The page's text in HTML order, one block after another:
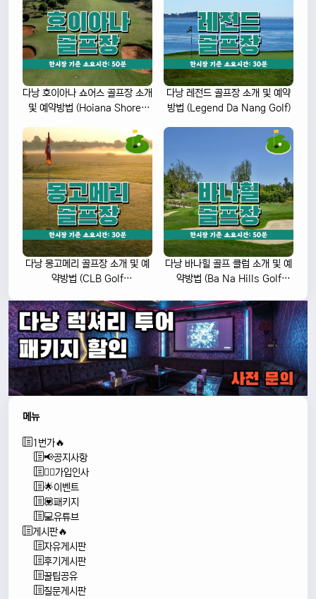
다낭 호이아나 쇼어스 골프장 소개
및 예약방법 (Hoiana Shores
다낭 레전드 골프장 소개 및 예약
방법 (Legend Da Nang Golf)
다낭 몽고메리 골프장 소개 및 예
약방법 (CLB Golf
Vietnam)
다낭 바나힐 골프 클럽 소개 및 예
약방법 (Ba Na Hills Golf
메뉴
1번가🔥
📢공지사항
🙇‍♂️가입인사
🌟이벤트
💟패키지
💻유튜브
게시판🔥
자유게시판
후기게시판
꿀팁공유
질문게시판